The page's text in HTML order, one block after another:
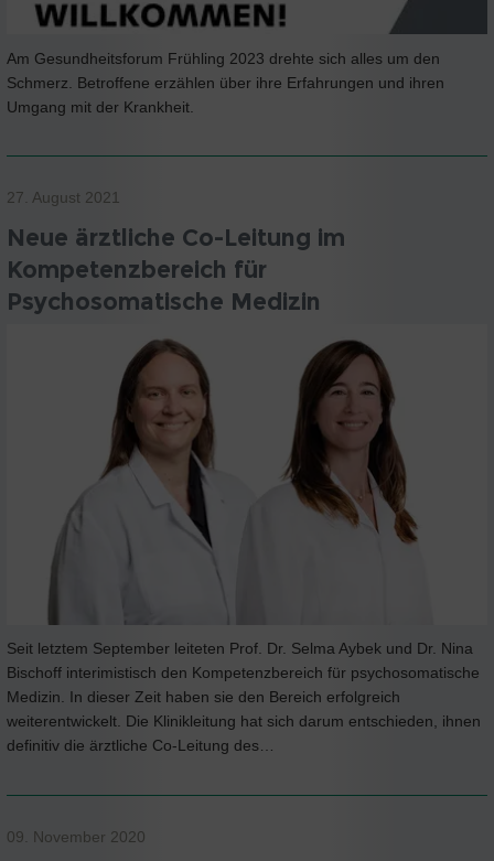
Am Gesundheitsforum Frühling 2023 drehte sich alles um den
Schmerz. Betroffene erzählen über ihre Erfahrungen und ihren
Umgang mit der Krankheit.
27. August 2021
Neue ärztliche Co-Leitung im
Kompetenzbereich für
Psychosomatische Medizin
Seit letztem September leiteten Prof. Dr. Selma Aybek und Dr. Nina
Bischoff interimistisch den Kompetenzbereich für psychosomatische
Medizin. In dieser Zeit haben sie den Bereich erfolgreich
weiterentwickelt. Die Klinikleitung hat sich darum entschieden, ihnen
definitiv die ärztliche Co-Leitung des…
09. November 2020